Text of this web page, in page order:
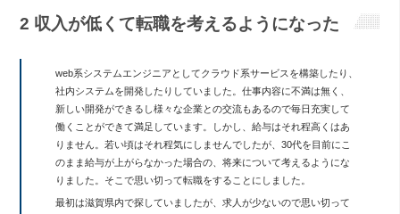
2 収入が低くて転職を考えるようになった
web系システムエンジニアとしてクラウド系サービスを構築したり、
社内システムを開発したりしていました。仕事内容に不満は無く、
新しい開発ができるし様々な企業との交流もあるので毎日充実して
働くことができて満足しています。しかし、給与はそれ程高くはあ
りません。若い頃はそれ程気にしませんでしたが、30代を目前にこ
のまま給与が上がらなかった場合の、将来について考えるようにな
りました。そこで思い切って転職をすることにしました。
最初は滋賀県内で探していましたが、求人が少ないので思い切って